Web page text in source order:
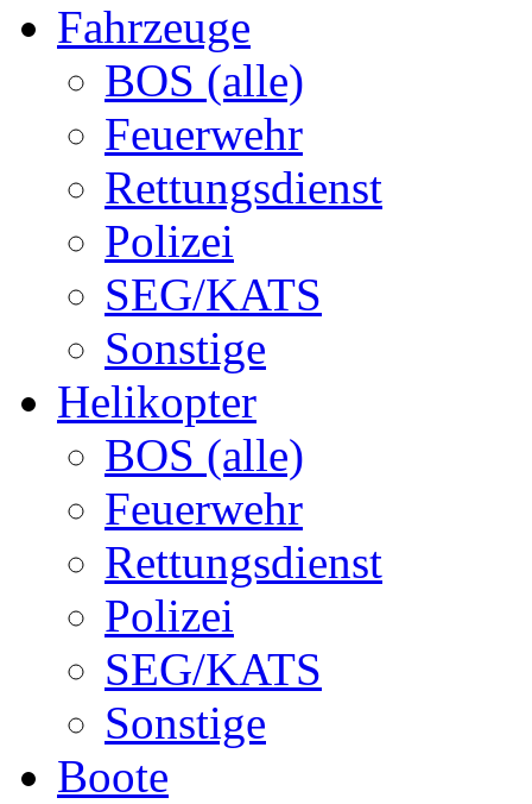
Fahrzeuge
BOS (alle)
Feuerwehr
Rettungsdienst
Polizei
SEG/KATS
Sonstige
Helikopter
BOS (alle)
Feuerwehr
Rettungsdienst
Polizei
SEG/KATS
Sonstige
Boote